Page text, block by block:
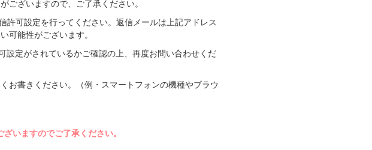
ございますので、ご了承ください。
許可設定を行ってください。返信メールは上記アドレス
可能性がございます。
設定がされているかご確認の上、再度お問い合わせくだ
お書きください。（例・スマートフォンの機種やブラウ
いますのでご了承ください。